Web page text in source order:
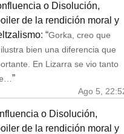
o Disolución,
de la rendición moral y
: “Gorka, creo que
bien una diferencia que
En Lizarra se vio tanto
”
Ago 5,
o Disolución,
de la rendición moral y